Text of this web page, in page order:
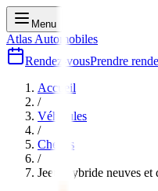
Menu
Atlas Automobiles
Rendez-vousPrendre
Accueil
/
Véhicules
/
Chelles
/
Jeep Hybride neuves et